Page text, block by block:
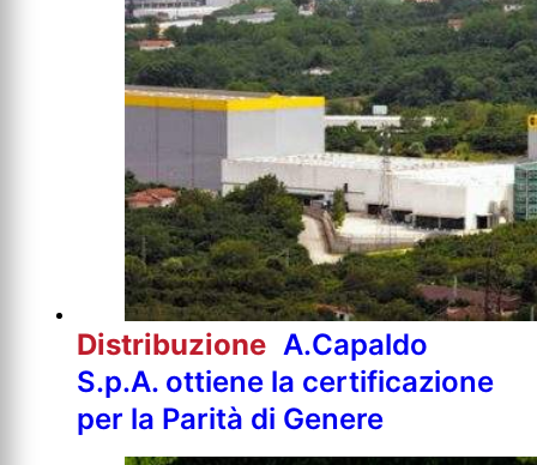
Distribuzione A.Capaldo
S.p.A. ottiene la certificazione
per la Parità di Genere